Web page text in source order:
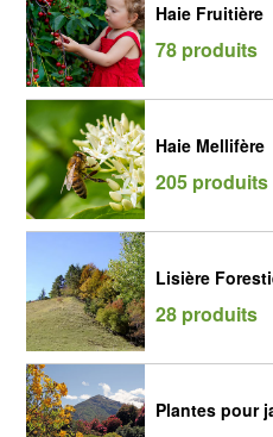
Haie Fruitière
78 produits
Haie Mellifère
205 produits
Lisière
28 produits
Plantes pour